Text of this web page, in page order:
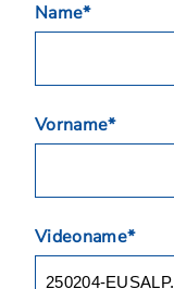
Name*
Vorname*
Videoname*